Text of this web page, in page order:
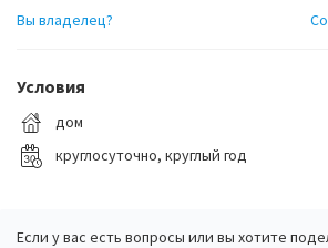
Вы владелец?
Условия
дом
круглосуточно, круглый год
Если у вас есть вопросы или вы хотите